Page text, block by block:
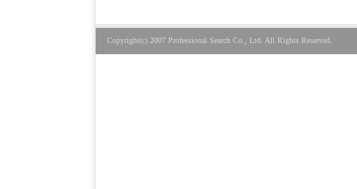
Copyright(c) 2007 Professional Search Co., Ltd. All Rights Reserved.